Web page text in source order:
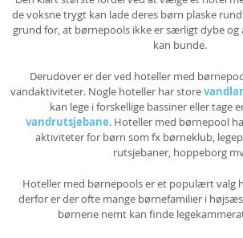
de voksne trygt kan lade deres børn plaske
grund for, at børnepools ikke er særligt dybe og
kan bunde.
Derudover er der ved hoteller med
vandaktiviteter. Nogle hoteller har store
kan lege i forskellige bassiner eller tage
vandrutsjebane. Hoteller med børnepool
aktiviteter for børn som fx børneklub,
rutsjebaner, hoppeborg
Hoteller med børnepools er et populært valg
derfor er der ofte mange børnefamilier i
børnene nemt kan finde